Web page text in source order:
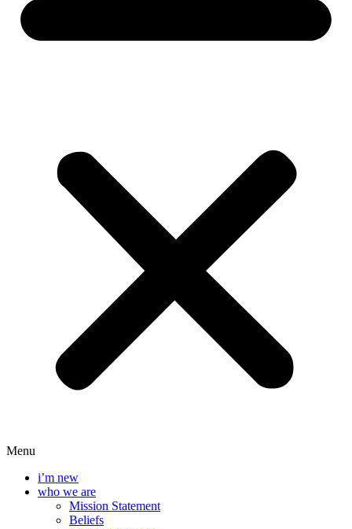
Menu
i’m new
who we are
Mission Statement
Beliefs